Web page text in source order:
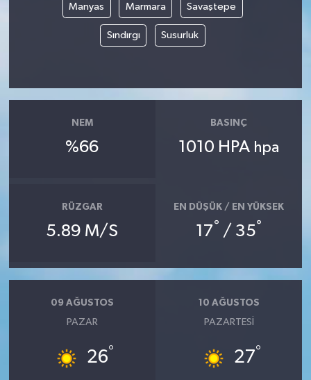
Manyas Marmara Savaştepe
Sındırgı Susurluk
NEM
%66
BASINÇ
1010 HPA hpa
RÜZGAR
5.89 M/S
EN DÜŞÜK / EN YÜKSEK
17° / 35°
09 AĞUSTOS
PAZAR
26°
10 AĞUSTOS
PAZARTESI
27°